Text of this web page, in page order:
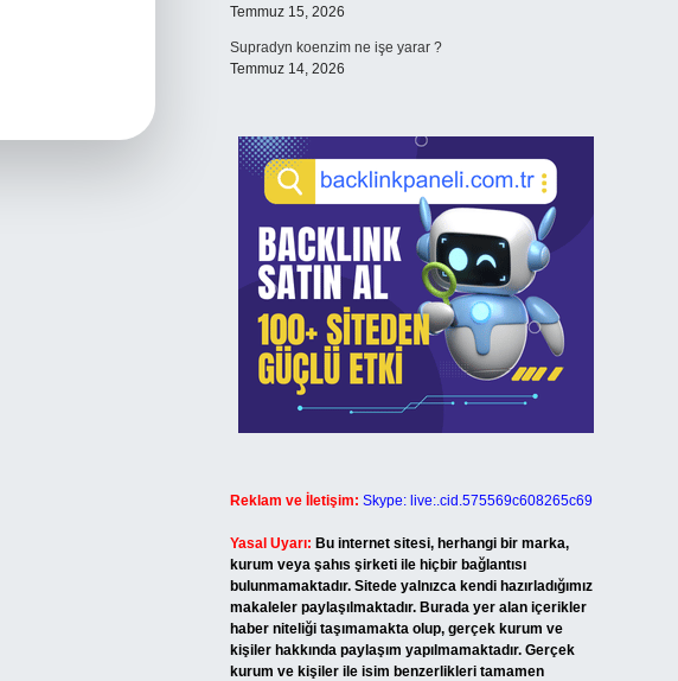
Temmuz 15, 2026
Supradyn koenzim ne işe yarar ?
Temmuz 14, 2026
Reklam ve İletişim: Skype: live:.cid.575569c608265c69
Yasal Uyarı: Bu internet sitesi, herhangi bir marka,
kurum veya şahıs şirketi ile hiçbir bağlantısı
bulunmamaktadır. Sitede yalnızca kendi hazırladığımız
makaleler paylaşılmaktadır. Burada yer alan içerikler
haber niteliği taşımamakta olup, gerçek kurum ve
kişiler hakkında paylaşım yapılmamaktadır. Gerçek
kurum ve kişiler ile isim benzerlikleri tamamen